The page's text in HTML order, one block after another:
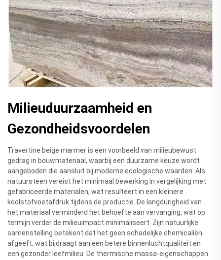
Milieuduurzaamheid en
Gezondheidsvoordelen
Travertine beige marmer is een voorbeeld van milieubewust
gedrag in bouwmateriaal, waarbij een duurzame keuze wordt
aangeboden die aansluit bij moderne ecologische waarden. Als
natuursteen vereist het minimaal bewerking in vergelijking met
gefabriceerde materialen, wat resulteert in een kleinere
koolstofvoetafdruk tijdens de productie. De langdurigheid van
het materiaal verminderd het behoefte aan vervanging, wat op
termijn verder de milieuimpact minimaliseert. Zijn natuurlijke
samenstelling betekent dat het geen schadelijke chemicaliën
afgeeft, wat bijdraagt aan een betere binnenluchtqualiteit en
een gezonder leefmilieu. De thermische massa-eigenschappen